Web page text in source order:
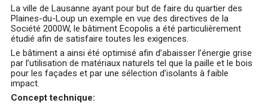
La ville de Lausanne ayant pour but de faire du quartier des
Plaines-du-Loup un exemple en vue des directives de la
Société 2000W, le bâtiment Ecopolis a été particulièrement
étudié afin de satisfaire toutes les exigences.
Le bâtiment a ainsi été optimisé afin d’abaisser l’énergie grise
par l’utilisation de matériaux naturels tel que la paille et le bois
pour les façades et par une sélection d’isolants à faible
impact.
Concept technique: